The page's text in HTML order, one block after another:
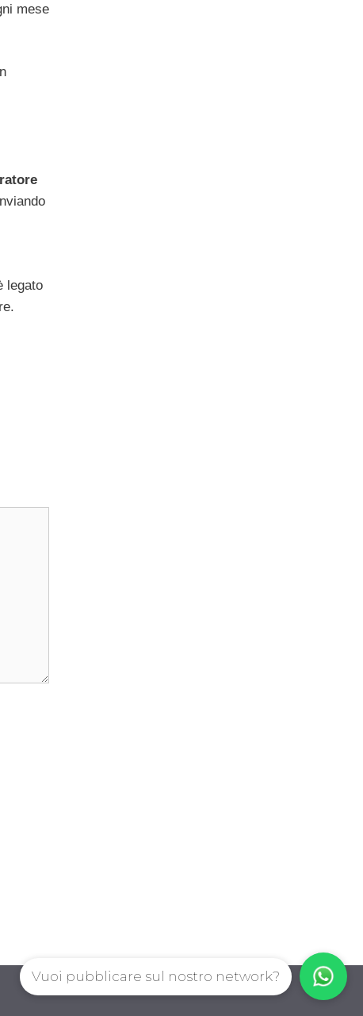
mese
legato
Vuoi pubblicare sul nostro network?